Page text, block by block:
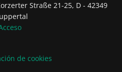
Straße 21-25, D - 42349
de cookies